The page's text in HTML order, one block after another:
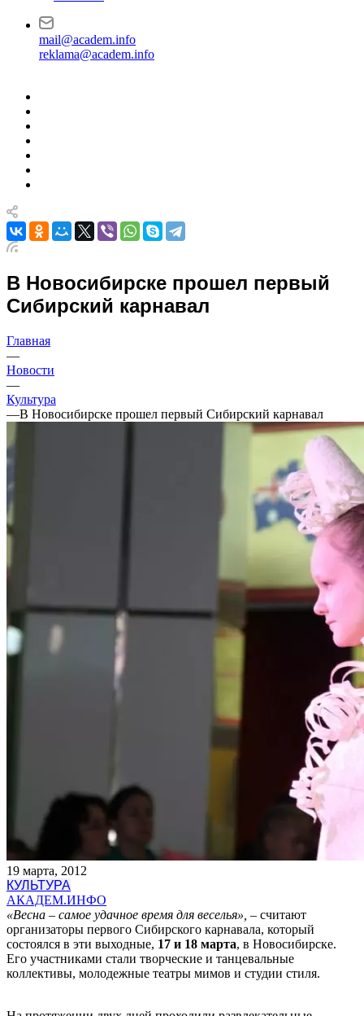
mail@academ.info
reklama@academ.info
В Новосибирске прошел первый
Сибирский карнавал
Главная
—
Новости
—
Культура
—В Новосибирске прошел первый Сибирский карнавал
19 марта, 2012
КУЛЬТУРА
АКАДЕМ.ИНФО
«Весна – самое удачное время для веселья», – считают
организаторы первого Сибирского карнавала, который
состоялся в эти выходные, 17 и 18 марта, в Новосибирске.
Его участниками стали творческие и танцевальные
коллективы, молодежные театры мимов и студии стиля.